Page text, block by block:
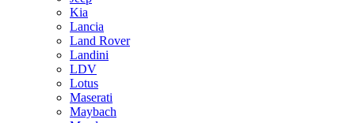
Kia
Lancia
Land Rover
Landini
LDV
Lotus
Maserati
Maybach